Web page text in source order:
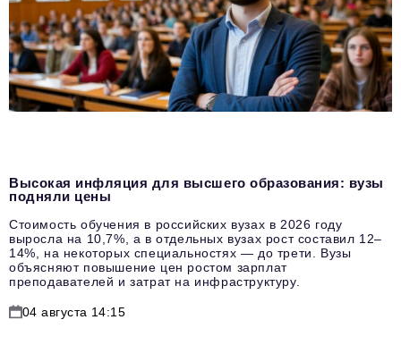
Высокая инфляция для высшего образования: вузы
подняли цены
Стоимость обучения в российских вузах в 2026 году
выросла на 10,7%, а в отдельных вузах рост составил 12–
14%, на некоторых специальностях — до трети. Вузы
объясняют повышение цен ростом зарплат
преподавателей и затрат на инфраструктуру.
04 августа 14:15